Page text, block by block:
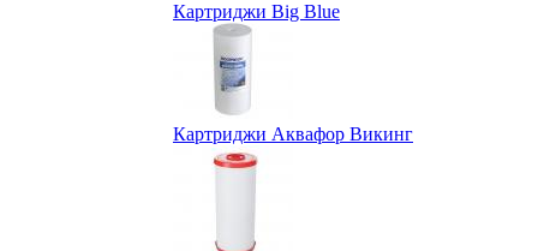
Картриджи Big Blue
Картриджи Аквафор Викинг